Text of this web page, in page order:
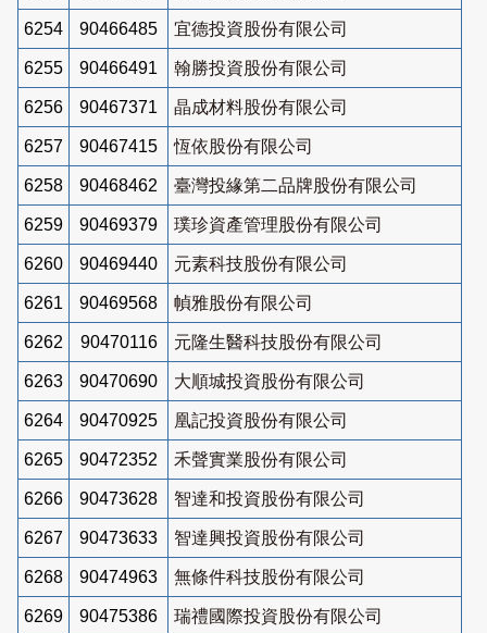
6254 90466485 宜德投資股份有限公司
6255 90466491 翰勝投資股份有限公司
6256 90467371 晶成材料股份有限公司
6257 90467415 恆依股份有限公司
6258 90468462 臺灣投緣第二品牌股份有限公司
6259 90469379 璞珍資產管理股份有限公司
6260 90469440 元素科技股份有限公司
6261 90469568 幀雅股份有限公司
6262 90470116 元隆生醫科技股份有限公司
6263 90470690 大順城投資股份有限公司
6264 90470925 凰記投資股份有限公司
6265 90472352 禾聲實業股份有限公司
6266 90473628 智達和投資股份有限公司
6267 90473633 智達興投資股份有限公司
6268 90474963 無條件科技股份有限公司
6269 90475386 瑞禮國際投資股份有限公司